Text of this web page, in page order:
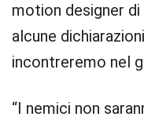
motion designer di
alcune
incontreremo nel
“I nemici non